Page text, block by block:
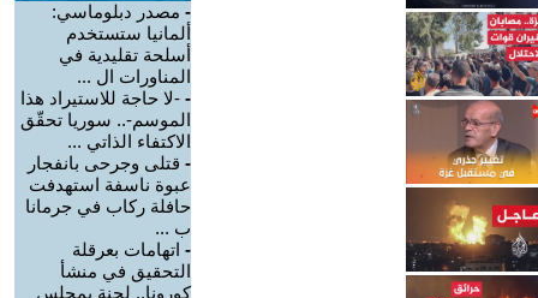
- مصدر دبلوماسي:
ألمانيا ستستخدم
أسلحة تقليدية في
المناورات ال ...
- -لا حاجة للاستيراد هذا
الموسم-.. سوريا تحقّق
الاكتفاء الذاتي ...
- قتلى وجرحى بانفجار
عبوة ناسفة استهدفت
حافلة ركاب في جرمانا
ب ...
- اتهامات بعرقلة
التحقيق في منشأ
كورونا.. لجنة بمجلس